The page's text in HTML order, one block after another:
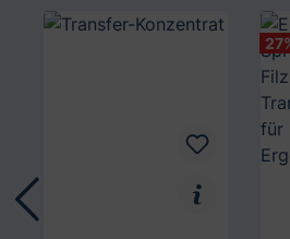
Produktgalerie überspringen
27